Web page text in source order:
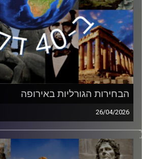
הבחירות הגורליות באירופה
26/04/2026
לפני כשבועיים נערכו הבחירות
הממשלה המכהן
הונגריה, הבחירות בעלות פוטנציאל